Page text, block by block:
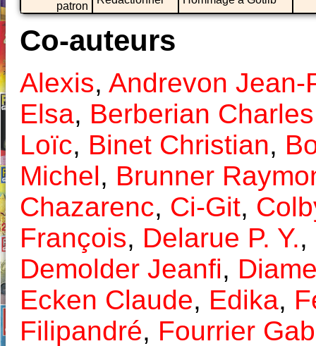
patron
Co-auteurs
Alexis, Andrevon Jean-
Elsa, Berberian Charles
Loïc, Binet Christian,
Michel, Brunner
Chazarenc, Ci-Git,
François, Delarue P. Y.,
Demolder Jeanfi,
Ecken Claude, Edika,
Filipandré, Fourrier